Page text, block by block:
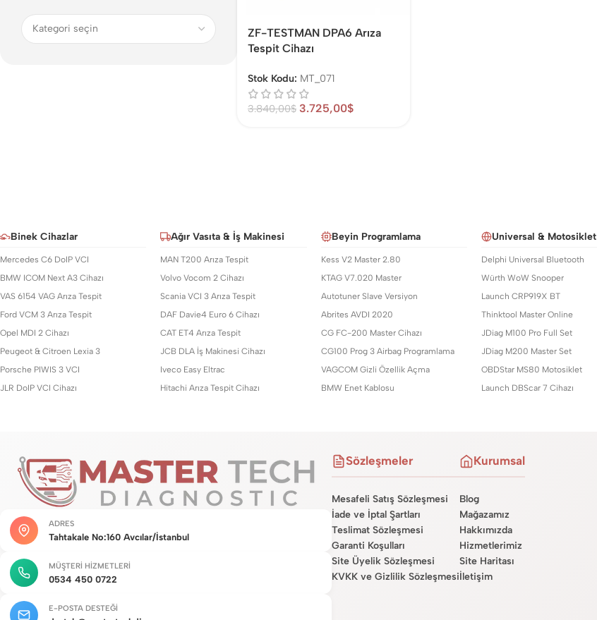
ZF-TESTMAN DPA6 Arıza
Tespit Cihazı
Stok Kodu: MT_071
3.840,00$ 3.725,00$
Binek Cihazlar
Mercedes C6 DoIP VCI
BMW ICOM Next A3 Cihazı
VAS 6154 VAG Arıza Tespit
Ford VCM 3 Arıza Tespit
Opel MDI 2 Cihazı
Peugeot & Citroen Lexia 3
Porsche PIWIS 3 VCI
JLR DoIP VCI Cihazı
Ağır Vasıta & İş Makinesi
MAN T200 Arıza Tespit
Volvo Vocom 2 Cihazı
Scania VCI 3 Arıza Tespit
DAF Davie4 Euro 6 Cihazı
CAT ET4 Arıza Tespit
JCB DLA İş Makinesi Cihazı
Iveco Easy Eltrac
Hitachi Arıza Tespit Cihazı
Beyin Programlama
Kess V2 Master 2.80
KTAG V7.020 Master
Autotuner Slave Versiyon
Abrites AVDI 2020
CG FC-200 Master Cihazı
CG100 Prog 3 Airbag Programlama
VAGCOM Gizli Özellik Açma
BMW Enet Kablosu
Universal & Motosiklet
Delphi Universal Bluetooth
Würth WoW Snooper
Launch CRP919X BT
Thinktool Master Online
JDiag M100 Pro Full Set
JDiag M200 Master Set
OBDStar MS80 Motosiklet
Launch DBScar 7 Cihazı
ADRES
Tahtakale No:160 Avcılar/İstanbul
MÜŞTERI HIZMETLERI
0534 450 0722
E-POSTA DESTEĞI
Sözleşmeler
Mesafeli Satış Sözleşmesi
İade ve İptal Şartları
Teslimat Sözleşmesi
Garanti Koşulları
Site Üyelik Sözleşmesi
KVKK ve Gizlilik Sözleşmesi
Kurumsal
Blog
Mağazamız
Hakkımızda
Hizmetlerimiz
Site Haritası
İletişim